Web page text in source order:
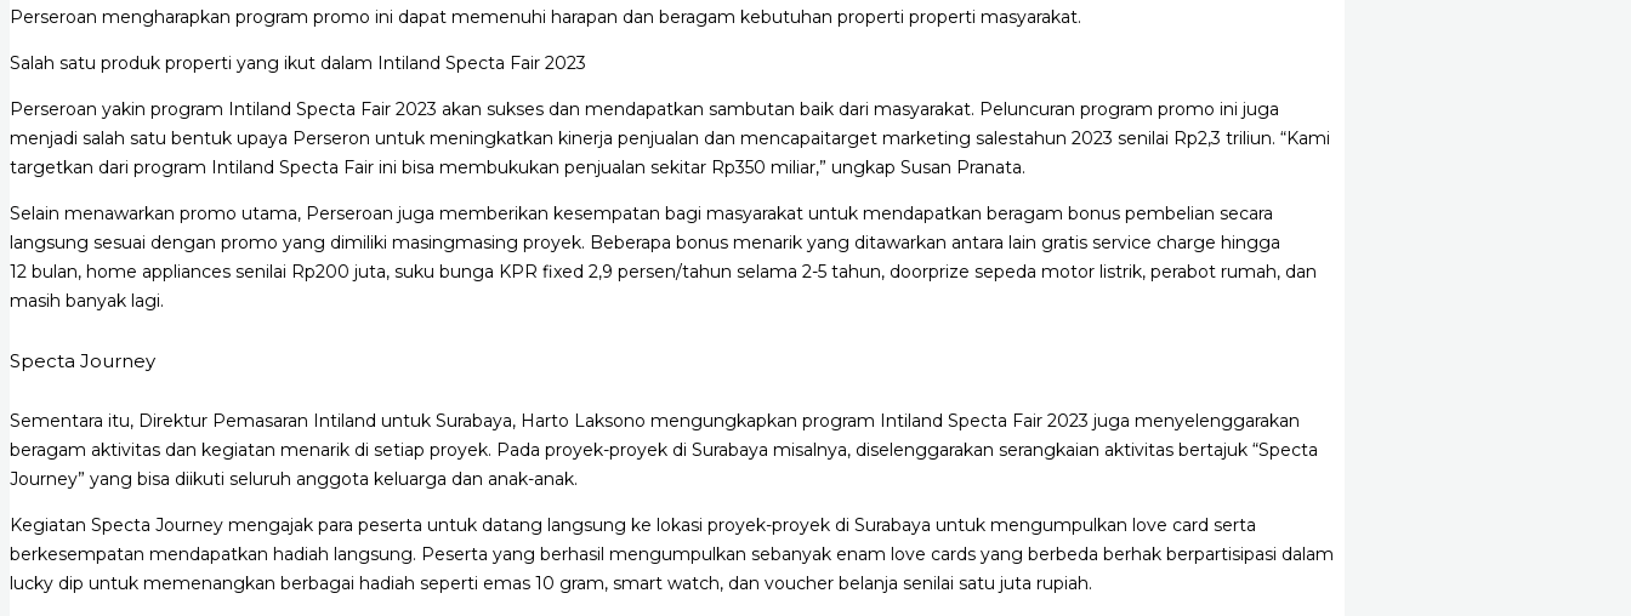
Perseroan mengharapkan program promo ini dapat memenuhi harapan dan beragam kebutuhan properti properti masyarakat.
Salah satu produk properti yang ikut dalam Intiland Specta Fair 2023
Perseroan yakin program Intiland Specta Fair 2023 akan sukses dan mendapatkan sambutan baik dari masyarakat. Peluncuran program promo ini juga
menjadi salah satu bentuk upaya Perseron untuk meningkatkan kinerja penjualan dan mencapaitarget marketing salestahun 2023 senilai Rp2,3 triliun. “Kami
targetkan dari program Intiland Specta Fair ini bisa membukukan penjualan sekitar Rp350 miliar,” ungkap Susan Pranata.
Selain menawarkan promo utama, Perseroan juga memberikan kesempatan bagi masyarakat untuk mendapatkan beragam bonus pembelian secara
langsung sesuai dengan promo yang dimiliki masingmasing proyek. Beberapa bonus menarik yang ditawarkan antara lain gratis service charge hingga
12 bulan, home appliances senilai Rp200 juta, suku bunga KPR fixed 2,9 persen/tahun selama 2-5 tahun, doorprize sepeda motor listrik, perabot rumah, dan
masih banyak lagi.
Specta Journey
Sementara itu, Direktur Pemasaran Intiland untuk Surabaya, Harto Laksono mengungkapkan program Intiland Specta Fair 2023 juga menyelenggarakan
beragam aktivitas dan kegiatan menarik di setiap proyek. Pada proyek-proyek di Surabaya misalnya, diselenggarakan serangkaian aktivitas bertajuk “Specta
Journey” yang bisa diikuti seluruh anggota keluarga dan anak-anak.
Kegiatan Specta Journey mengajak para peserta untuk datang langsung ke lokasi proyek-proyek di Surabaya untuk mengumpulkan love card serta
berkesempatan mendapatkan hadiah langsung. Peserta yang berhasil mengumpulkan sebanyak enam love cards yang berbeda berhak berpartisipasi dalam
lucky dip untuk memenangkan berbagai hadiah seperti emas 10 gram, smart watch, dan voucher belanja senilai satu juta rupiah.